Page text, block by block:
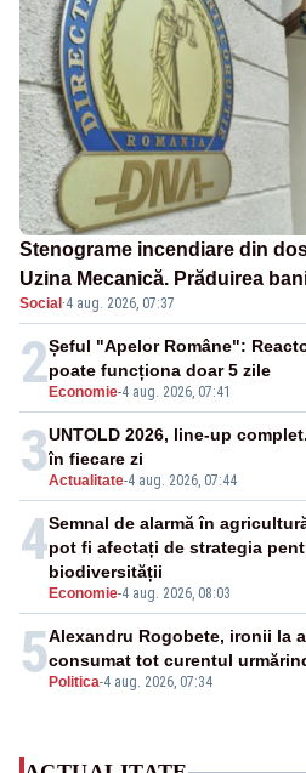
Stenograme incendiare din
Uzina Mecanică. Prăduirea
SAFE, interceptată de DNA
Social ·4 aug. 2026, 07:37
2 Economie-4 aug. 2026, 07:41
Șeful "Apelor Române":
poate funcționa doar 5 zile
3Actualitate-4 aug. 2026, 07:44
UNTOLD 2026, line-up
în fiecare zi
4
Economie-4 aug. 2026, 08:03
Semnal de alarmă în
pot fi afectați de strategia
biodiversității
5 Politica-4 aug. 2026, 07:34
Alexandru Rogobete, ironii la
consumat tot curentul